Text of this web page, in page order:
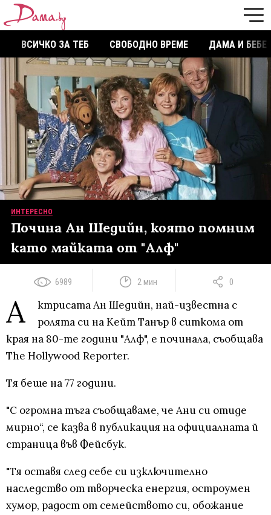
ВСИЧКО ЗА ТЕБ СВОБОДНО ВРЕМЕ ДАМА И БЕБЕ
ИНТЕРЕСНО
Почина Ан Шедийн, която помним
като майката от "Алф"
6989 2 мин 0
А
ктрисата Ан Шедийн, най-известна с
ролята си на Кейт Танър в ситкома от
края на 80-те години "Алф", е починала, съобщава
The Hollywood Reporter.
Тя беше на 77 години.
"С огромна тъга съобщаваме, че Ани си отиде
мирно“, се казва в публикация на официалната й
страница във Фейсбук.
"Тя оставя след себе си изключително
наследство от творческа енергия, остроумен
хумор, радост от семейството си, обожание